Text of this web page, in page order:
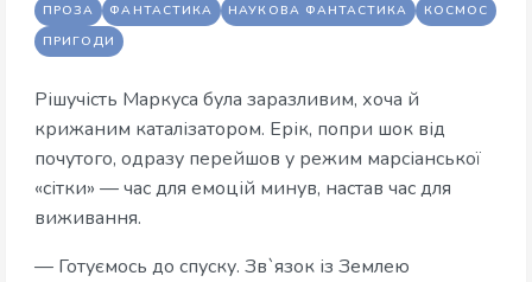
ПРОЗА ФАНТАСТИКА НАУКОВА ФАНТАСТИКА
КОСМОС
ПРИГОДИ
Рішучість Маркуса була заразливим, хоча й
крижаним каталізатором. Ерік, попри шок від
почутого, одразу перейшов у режим марсіанської
«сітки» — час для емоцій минув, настав час для
виживання.
— Готуємось до спуску. Зв`язок із Землею